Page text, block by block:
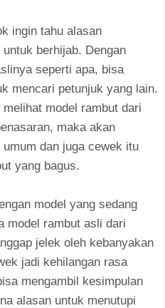
ingin tahu alasan
berhijab. Dengan
seperti apa, bisa
mencari petunjuk yang lain.
model rambut dari
maka akan
dan juga cewek itu
yang bagus.
model yang sedang
model rambut asli dari
jelek oleh kebanyakan
jadi kehilangan rasa
mengambil kesimpulan
alasan untuk menutupi